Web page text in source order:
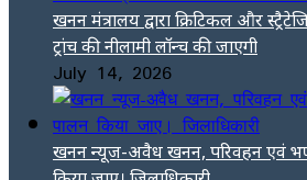
खनन मंत्रालय द्वारा क्रिटिकल और
ट्रांच की नीलामी लॉन्च की जाएगी
July 14, 2026
खनन न्यूज-अवैध खनन, परिवहन एवं